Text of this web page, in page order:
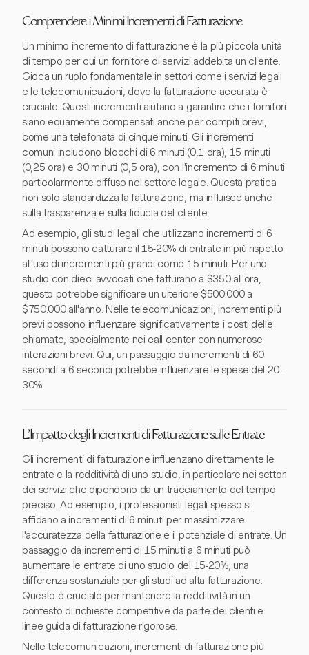
Comprendere i Minimi Incrementi di Fatturazione
Un minimo incremento di fatturazione è la più piccola unità
di tempo per cui un fornitore di servizi addebita un cliente.
Gioca un ruolo fondamentale in settori come i servizi legali
e le telecomunicazioni, dove la fatturazione accurata è
cruciale. Questi incrementi aiutano a garantire che i fornitori
siano equamente compensati anche per compiti brevi,
come una telefonata di cinque minuti. Gli incrementi
comuni includono blocchi di 6 minuti (0,1 ora), 15 minuti
(0,25 ora) e 30 minuti (0,5 ora), con l'incremento di 6 minuti
particolarmente diffuso nel settore legale. Questa pratica
non solo standardizza la fatturazione, ma influisce anche
sulla trasparenza e sulla fiducia del cliente.
Ad esempio, gli studi legali che utilizzano incrementi di 6
minuti possono catturare il 15-20% di entrate in più rispetto
all'uso di incrementi più grandi come 15 minuti. Per uno
studio con dieci avvocati che fatturano a $350 all'ora,
questo potrebbe significare un ulteriore $500.000 a
$750.000 all'anno. Nelle telecomunicazioni, incrementi più
brevi possono influenzare significativamente i costi delle
chiamate, specialmente nei call center con numerose
interazioni brevi. Qui, un passaggio da incrementi di 60
secondi a 6 secondi potrebbe influenzare le spese del 20-
30%.
L'Impatto degli Incrementi di Fatturazione sulle Entrate
Gli incrementi di fatturazione influenzano direttamente le
entrate e la redditività di uno studio, in particolare nei settori
dei servizi che dipendono da un tracciamento del tempo
preciso. Ad esempio, i professionisti legali spesso si
affidano a incrementi di 6 minuti per massimizzare
l'accuratezza della fatturazione e il potenziale di entrate. Un
passaggio da incrementi di 15 minuti a 6 minuti può
aumentare le entrate di uno studio del 15-20%, una
differenza sostanziale per gli studi ad alta fatturazione.
Questo è cruciale per mantenere la redditività in un
contesto di richieste competitive da parte dei clienti e
linee guida di fatturazione rigorose.
Nelle telecomunicazioni, incrementi di fatturazione più